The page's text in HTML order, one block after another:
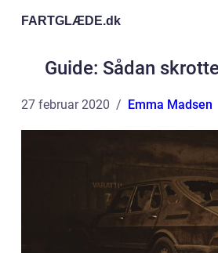
FARTGLÆDE.dk
Guide: Sådan
27 februar 2020 Emma Madsen